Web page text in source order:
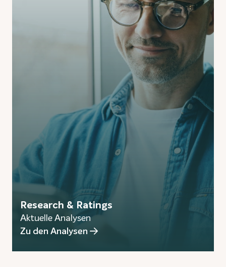
Research & Ratings
Aktuelle Analysen
Zu den Analysen